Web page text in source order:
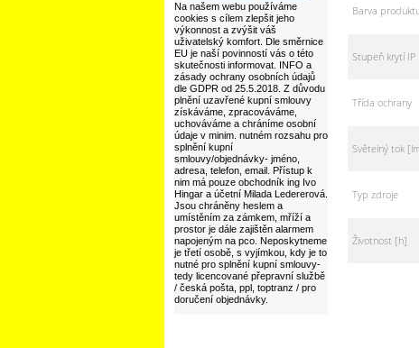
Barva
Stupeň krytí IP
Třída ochrany
Světelný tok
Typ zdroje
Životnost [h]
Na našem webu používáme
cookies s cílem zlepšit jeho
výkonnost a zvýšit váš
uživatelský komfort. Dle směrnice
EU je naší povinností vás o této
skutečnosti informovat. INFO a
zásady ochrany osobních údajů
dle GDPR od 25.5.2018. Z důvodu
plnění uzavřené kupní smlouvy
získáváme, zpracováváme,
uchováváme a chráníme osobní
údaje v minim. nutném rozsahu pro
splnění kupní
smlouvy/objednávky- jméno,
adresa, telefon, email. Přístup k
nim má pouze obchodník ing Ivo
Hingar a účetní Milada Ledererová.
Jsou chráněny heslem a
umístěním za zámkem, mříží a
prostor je dále zajištěn alarmem
napojeným na pco. Neposkytneme
je třetí osobě, s vyjímkou, kdy je to
nutné pro splnění kupní smlouvy-
tedy licencované přepravní službě
/ česká pošta, ppl, toptranz / pro
doručení objednávky.